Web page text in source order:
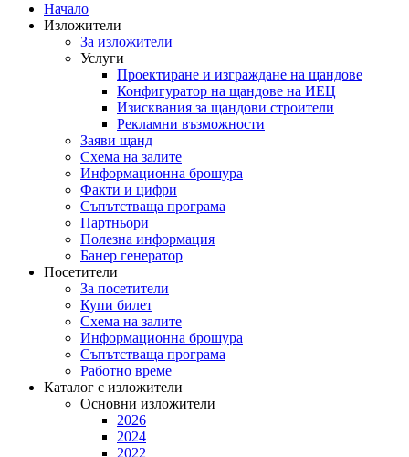
Начало
Изложители
За изложители
Услуги
Проектиране и изграждане на щандове
Конфигуратор на щандове на ИЕЦ
Изисквания за щандови строители
Рекламни възможности
Заяви щанд
Схема на залите
Информационна брошура
Факти и цифри
Съпътстваща програма
Партньори
Полезна информация
Банер генератор
Посетители
За посетители
Купи билет
Схема на залите
Информационна брошура
Съпътстваща програма
Работно време
Каталог с изложители
Основни изложители
2026
2024
2022